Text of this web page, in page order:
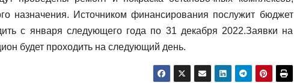
назначения. Источником финансирования послужит бюджет
с января следующего года по 31 декабря 2022.Заявки на
будет проходить на следующий день.